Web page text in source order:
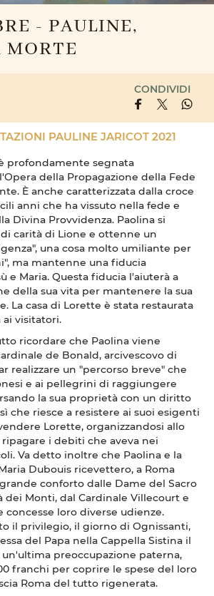
- PAULINE,
MORTE
CONDIVIDI
PAULINE JARICOT 2021
profondamente segnata
della Propagazione della Fede
È anche caratterizzata dalla croce
anni che ha vissuto nella fede e
Divina Provvidenza. Paolina si
carità di Lione e ottenne un
una cosa molto umiliante per
ma mantenne una fiducia
e Maria. Questa fiducia l'aiuterà a
della sua vita per mantenere la sua
La casa di Lorette è stata restaurata
visitatori.
ricordare che Paolina viene
de Bonald, arcivescovo di
realizzare un "percorso breve" che
e ai pellegrini di raggiungere
la sua proprietà con un diritto
che riesce a resistere ai suoi esigenti
Lorette, organizzandosi allo
i debiti che aveva nei
Va detto inoltre che Paolina e la
Dubouis ricevettero, a Roma
conforto dalle Dame del Sacro
dei Monti, dal Cardinale Villecourt e
concesse loro diverse udienze.
il privilegio, il giorno di Ognissanti,
del Papa nella Cappella Sistina il
preoccupazione paterna,
franchi per coprire le spese del loro
Roma del tutto rigenerata.